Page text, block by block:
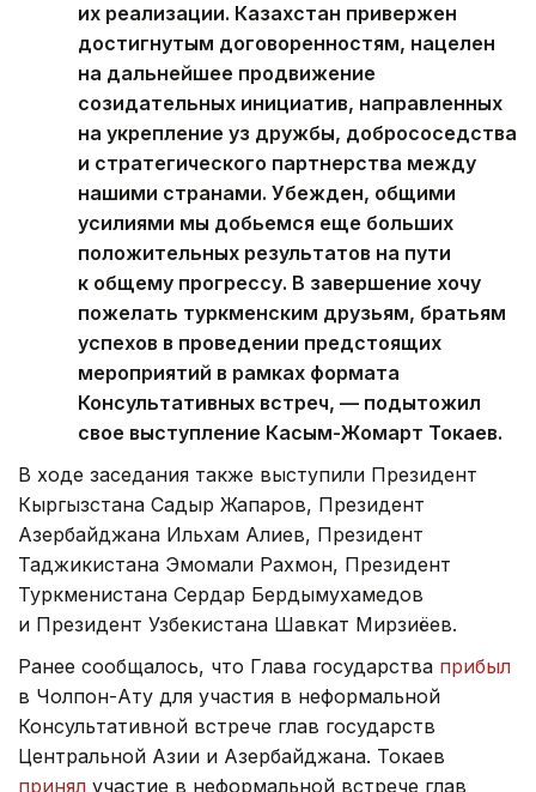
их реализации. Казахстан привержен
достигнутым договоренностям, нацелен
на дальнейшее продвижение
созидательных инициатив, направленных
на укрепление уз дружбы, добрососедства
и стратегического партнерства между
нашими странами. Убежден, общими
усилиями мы добьемся еще больших
положительных результатов на пути
к общему прогрессу. В завершение хочу
пожелать туркменским друзьям, братьям
успехов в проведении предстоящих
мероприятий в рамках формата
Консультативных встреч, — подытожил
свое выступление Касым-Жомарт Токаев.
В ходе заседания также выступили Президент
Кыргызстана Садыр Жапаров, Президент
Азербайджана Ильхам Алиев, Президент
Таджикистана Эмомали Рахмон, Президент
Туркменистана Сердар Бердымухамедов
и Президент Узбекистана Шавкат Мирзиёев.
Ранее сообщалось, что Глава государства прибыл
в Чолпон-Ату для участия в неформальной
Консультативной встрече глав государств
Центральной Азии и Азербайджана. Токаев
принял участие в неформальной встрече глав